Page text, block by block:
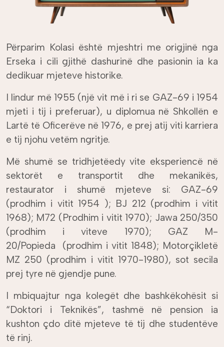
Përparim Kolasi është mjeshtri me origjinë nga
Erseka i cili gjithë dashurinë dhe pasionin ia ka
dedikuar mjeteve historike.
I lindur më 1955 (një vit më i ri se GAZ-69 i 1954
mjeti i tij i preferuar), u diplomua në Shkollën e
Lartë të Oficerëve në 1976, e prej atij viti karriera
e tij njohu vetëm ngritje.
Më shumë se tridhjetëedy vite eksperiencë në
sektorët e transportit dhe mekanikës,
restaurator i shumë mjeteve si: GAZ-69
(prodhim i vitit 1954 ); BJ 212 (prodhim i vitit
1968); M72 (Prodhim i vitit 1970); Jawa 250/350
(prodhim i viteve 1970); GAZ M-
20/Popieda (prodhim i vitit 1848); Motorçikletë
MZ 250 (prodhim i vitit 1970-1980), sot secila
prej tyre në gjendje pune.
I mbiquajtur nga kolegët dhe bashkëkohësit si
“Doktori i Teknikës”, tashmë në pension ia
kushton çdo ditë mjeteve të tij dhe studentëve
të rinj.